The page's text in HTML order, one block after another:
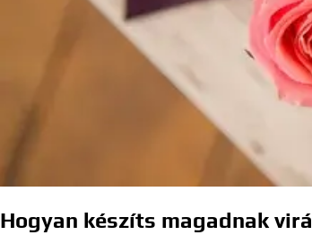
Hogyan készíts magadnak